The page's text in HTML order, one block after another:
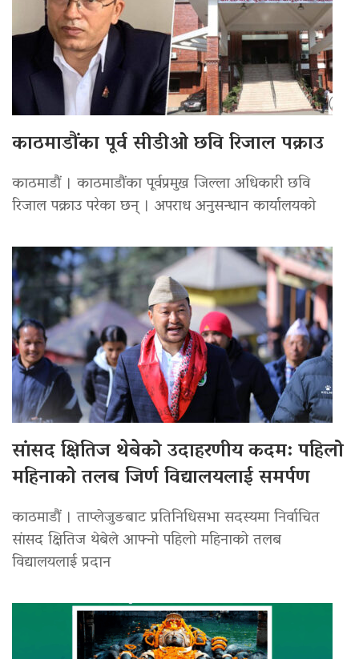
काठमाडौंका पूर्व सीडीओ छवि रिजाल पक्राउ
काठमाडौं । काठमाडौंका पूर्वप्रमुख जिल्ला अधिकारी छवि
रिजाल पक्राउ परेका छन् । अपराध अनुसन्धान कार्यालयको
सांसद क्षितिज थेबेको उदाहरणीय कदम: पहिलो
महिनाको तलब जिर्ण विद्यालयलाई समर्पण
काठमाडौं । ताप्लेजुङबाट प्रतिनिधिसभा सदस्यमा निर्वाचित
सांसद क्षितिज थेबेले आफ्नो पहिलो महिनाको तलब
विद्यालयलाई प्रदान